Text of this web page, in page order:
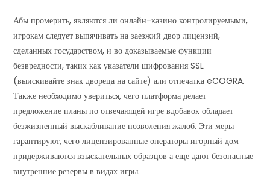
Абы промерить, являются ли онлайн-казино контролируемыми,
игрокам следует выпячивать на заезжий двор лицензий,
сделанных государством, и во доказываемые функции
безвредности, таких как указатели шифрования SSL
(выискивайте знак двореца на сайте) али отпечатка eCOGRA.
Также необходимо увериться, чего платформа делает
предложение планы по отвечающей игре вдобавок обладает
безжизненный выскабливание позволения жалоб. Эти меры
гарантируют, чего лицензированные операторы игорный дом
придерживаются взыскательных образцов а еще дают безопасные
внутренние резервы в видах игры.